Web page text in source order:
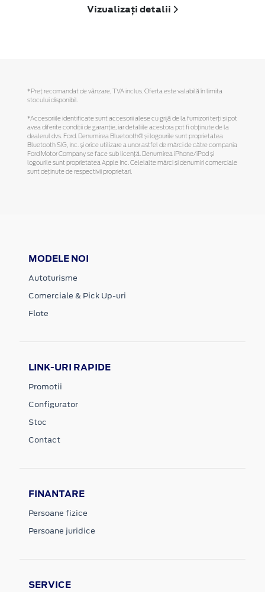
Vizualizați detalii
*Preţ recomandat de vânzare, TVA inclus. Oferta este valabilă în limita
stocului disponibil.
*Accesoriile identificate sunt accesorii alese cu grijă de la furnizori terți și pot
avea diferite condiții de garanție, iar detaliile acestora pot fi obținute de la
dealerul dvs. Ford. Denumirea Bluetooth® și logourile sunt proprietatea
Bluetooth SIG, Inc. și orice utilizare a unor astfel de mărci de către compania
Ford Motor Company se face sub licență. Denumirea iPhone/iPod și
logourile sunt proprietatea Apple Inc. Celelalte mărci și denumiri comerciale
sunt deținute de respectivii proprietari.
MODELE NOI
Autoturisme
Comerciale & Pick Up-uri
Flote
LINK-URI RAPIDE
Promotii
Configurator
Stoc
Contact
FINANTARE
Persoane fizice
Persoane juridice
SERVICE